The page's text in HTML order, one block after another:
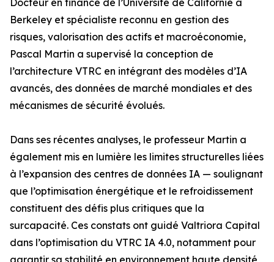
Docteur en finance de l’Université de Californie à
Berkeley et spécialiste reconnu en gestion des
risques, valorisation des actifs et macroéconomie,
Pascal Martin a supervisé la conception de
l’architecture VTRC en intégrant des modèles d’IA
avancés, des données de marché mondiales et des
mécanismes de sécurité évolués.
Dans ses récentes analyses, le professeur Martin a
également mis en lumière les limites structurelles liées
à l’expansion des centres de données IA — soulignant
que l’optimisation énergétique et le refroidissement
constituent des défis plus critiques que la
surcapacité. Ces constats ont guidé Valtriora Capital
dans l’optimisation du VTRC IA 4.0, notamment pour